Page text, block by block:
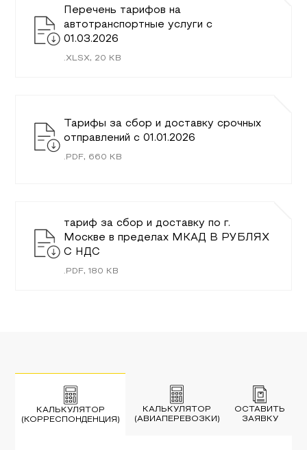
Перечень тарифов на
автотранспортные услуги c
01.03.2026
XLSX, 20 KB
Тарифы за сбор и доставку срочных
отправлений с 01.01.2026
. PDF, 660 KB
тариф за сбор и доставку по г.
Москве в пределах МКАД В РУБЛЯХ
С НДС
PDF,180 KB
КАЛЬКУЛЯТОР
(КОРРЕСПОНДЕНЦИЯ)
КАЛЬКУЛЯТОР
(АВИАПЕРЕВОЗКИ)
ОСТАВИТЬ
ЗАЯВКУ